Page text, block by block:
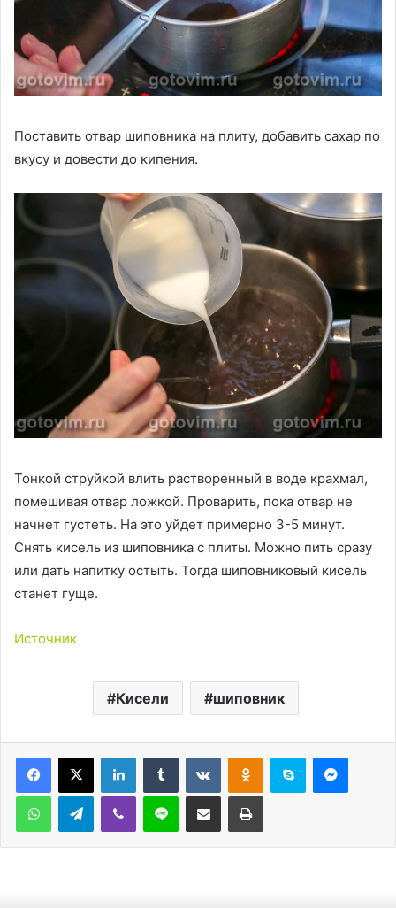
Поставить отвар шиповника на плиту, добавить сахар по
вкусу и довести до кипения.
Тонкой струйкой влить растворенный в воде крахмал,
помешивая отвар ложкой. Проварить, пока отвар не
начнет густеть. На это уйдет примерно 3-5 минут.
Снять кисель из шиповника с плиты. Можно пить сразу
или дать напитку остыть. Тогда шиповниковый кисель
станет гуще.
Источник
Кисели шиповник
LinkedInTumblr ВконтактеОдноклассники
Skype
WhatsAppTelegramViber Line Поделиться через электронную почту Печатать